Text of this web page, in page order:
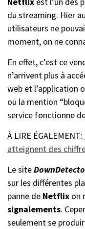
du streaming. Hier
utilisateurs ne
moment, on ne
En effet, c’est ce
n’arrivent plus à
web et l’application
ou la mention
service fonctionne
À LIRE ÉGALEMENT:
atteignent des
Le site
sur les différentes
panne de Netflix on
signalements.
seulement se